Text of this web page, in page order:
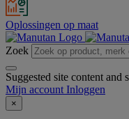
Oplossingen op maat
Zoek
Suggested site content and
Mijn account Inloggen
×